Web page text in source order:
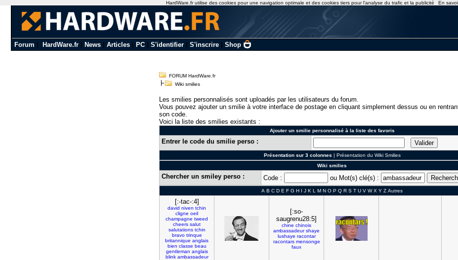
Forum HardWare.fr| News| Articles| PC| S'identifier| S'inscrire| Shop
FORUM HardWare.fr
Wiki smilies
Les smilies personnalisés sont uploadés par les utilisateurs du forum.
Vous pouvez ajouter un smilie à votre interface de postage en cliquant simplement dessus ou en
son code.
Voici la liste des smilies existants :
Ajouter un smilie personnalisé à la liste des favoris
Entrer le code du smilie perso :
Présentation sur 3 colonnes | Présentation du Wiki Smilies
Wiki smilies
Chercher un smiley perso : Code : ou Mot(s) clé(s) :
A B C D E F G H I J K L M N O P Q R S T U V W X Y Z Autres
[:-tac-:4]
david niven tchin
cligne oeil
champagne tweed
cheers salut
salutations tchin
bravo trinque
britannique anglais
bien classe beau
gentleman anglais
blink ambassadeur
[:so-
saugrenu28:5]
chine chinois
ambassadeur shaye
lushaye racontar
racontars mensonge
faux
HardWare.fr utilise des cookies pour une navigation optimale et des cookies tiers pour l'analyse du trafic et la publicité En